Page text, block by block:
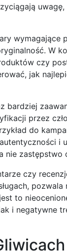
wymagające
W
czy
jak
bardziej
przez
do
i
nie zastępstwo
czy
pozwala
to
i negatywne